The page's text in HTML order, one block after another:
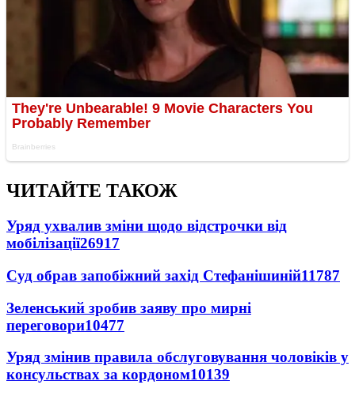
ЧИТАЙТЕ ТАКОЖ
Уряд ухвалив зміни щодо відстрочки від
мобілізації26917
Суд обрав запобіжний захід Стефанішиній11787
Зеленський зробив заяву про мирні
переговори10477
Уряд змінив правила обслуговування чоловіків у
консульствах за кордоном10139